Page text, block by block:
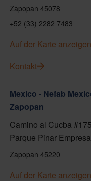
Zapopan 45078
+52 (33) 2282 7483
Auf der Karte anzeigen
Kontakt
Mexico - Nefab
Zapopan
Camino al Cucba
Parque Pinar
Zapopan 45220
Auf der Karte anzeigen